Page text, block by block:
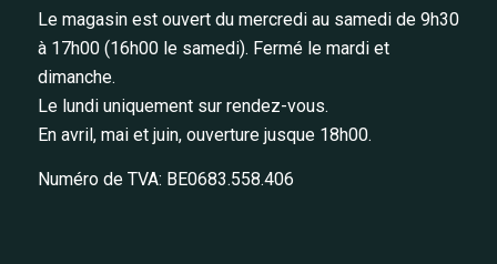
Le magasin est ouvert du mercredi au samedi de 9h30
à 17h00 (16h00 le samedi). Fermé le mardi et
dimanche.
Le lundi uniquement sur rendez-vous.
En avril, mai et juin, ouverture jusque 18h00.
Numéro de TVA: BE0683.558.406